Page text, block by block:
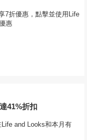
7折優惠，點擊並使用Life
惠
41%折扣
and Looks和本月有